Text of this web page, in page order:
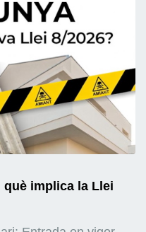
què implica la Llei